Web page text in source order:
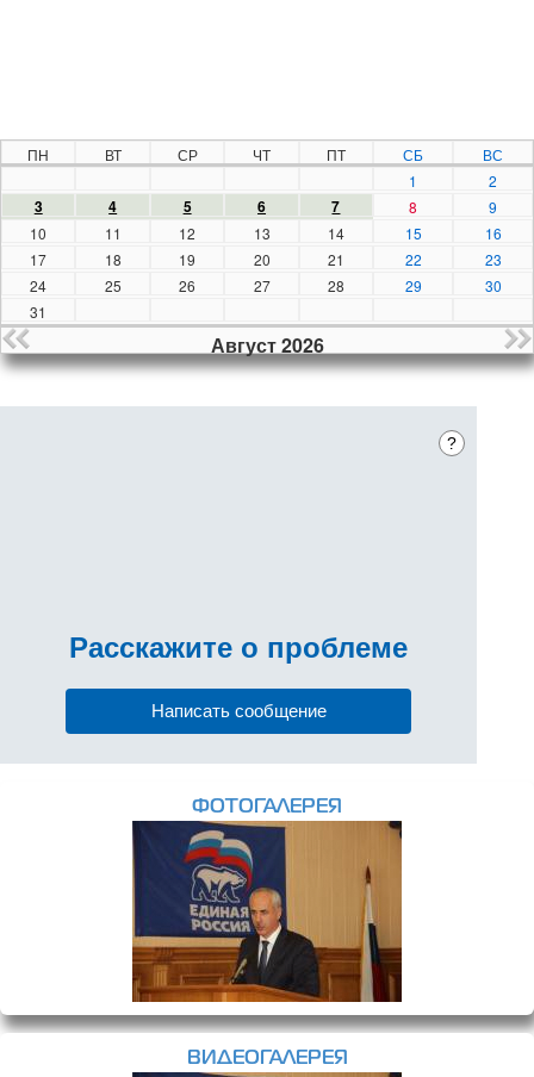
ПН ВТ СР ЧТ ПТ СБ
ВС
1
2
3 4 5 6 7 8
9
10
11 12 13 14 15
16
17
18 19 20 21 22
23
24
25 26 27 28 29
30
31
Август 2026
?
Расскажите о проблеме
Написать сообщение
ФОТОГАЛЕРЕЯ
ВИДЕОГАЛЕРЕЯ